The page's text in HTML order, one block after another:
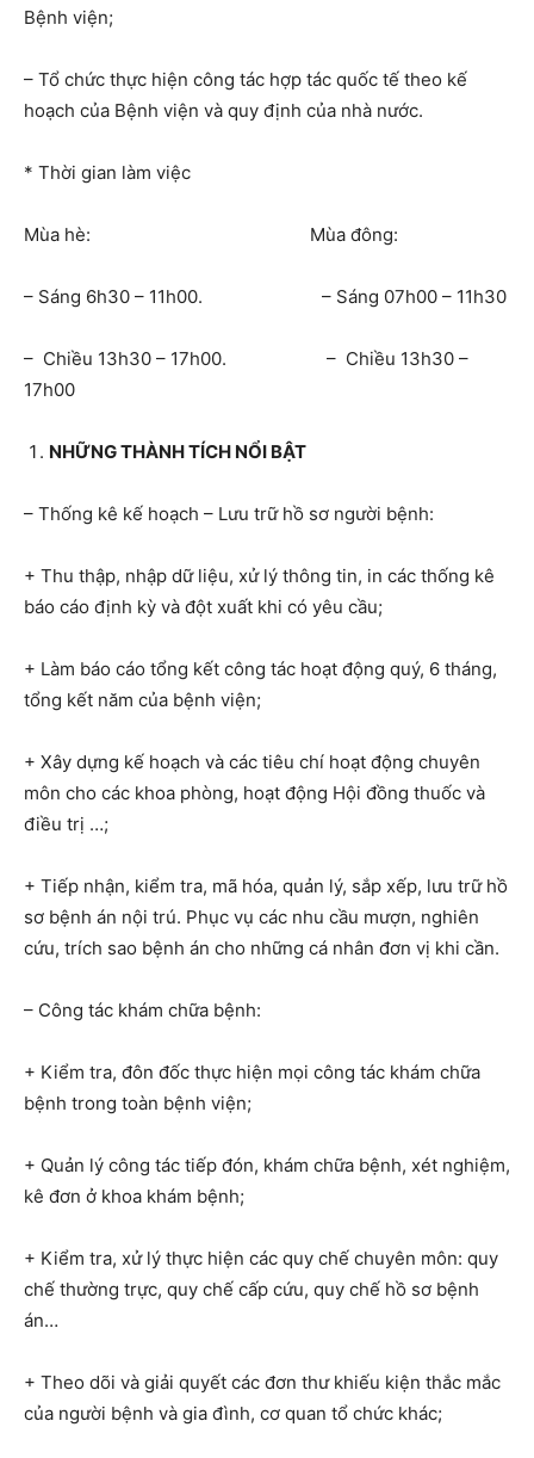
Bệnh viện;
– Tổ chức thực hiện công tác hợp tác quốc tế theo kế
hoạch của Bệnh viện và quy định của nhà nước.
* Thời gian làm việc
Mùa hè: Mùa đông:
– Sáng 6h30 – 11h00. – Sáng 07h00 – 11h30
– Chiều 13h30 – 17h00. – Chiều 13h30 –
17h00
NHỮNG THÀNH TÍCH NỔI BẬT
– Thống kê kế hoạch – Lưu trữ hồ sơ người bệnh:
+ Thu thập, nhập dữ liệu, xử lý thông tin, in các thống kê
báo cáo định kỳ và đột xuất khi có yêu cầu;
+ Làm báo cáo tổng kết công tác hoạt động quý, 6 tháng,
tổng kết năm của bệnh viện;
+ Xây dựng kế hoạch và các tiêu chí hoạt động chuyên
môn cho các khoa phòng, hoạt động Hội đồng thuốc và
điều trị …;
+ Tiếp nhận, kiểm tra, mã hóa, quản lý, sắp xếp, lưu trữ hồ
sơ bệnh án nội trú. Phục vụ các nhu cầu mượn, nghiên
cứu, trích sao bệnh án cho những cá nhân đơn vị khi cần.
– Công tác khám chữa bệnh:
+ Kiểm tra, đôn đốc thực hiện mọi công tác khám chữa
bệnh trong toàn bệnh viện;
+ Quản lý công tác tiếp đón, khám chữa bệnh, xét nghiệm,
kê đơn ở khoa khám bệnh;
+ Kiểm tra, xử lý thực hiện các quy chế chuyên môn: quy
chế thường trực, quy chế cấp cứu, quy chế hồ sơ bệnh
án…
+ Theo dõi và giải quyết các đơn thư khiếu kiện thắc mắc
của người bệnh và gia đình, cơ quan tổ chức khác;